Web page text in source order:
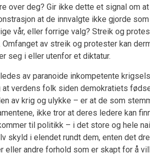
over deg? Gir ikke dette et signal om
at de innvalgte ikke gjorde
vår, eller forrige valg? Streik og
av streik og protester kan
seg i eller utenfor et diktatur.
av paranoide inkompetente
verdens folk siden demokratiets
av krig og ulykke – er at de som
ikke tror at deres ledere kan
til politikk – i det store og hele
skyld i elendet rundt dem, enten det
eller andre forhold som er skapt for å